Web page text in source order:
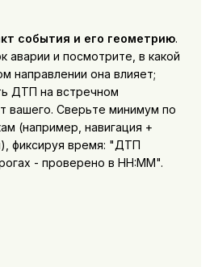
события и его геометрию.
аварии и посмотрите, в какой
направлении она влияет;
ДТП на встречном
вашего. Сверьте минимум по
(например, навигация +
фиксируя время: "ДТП
- проверено в HH:MM".